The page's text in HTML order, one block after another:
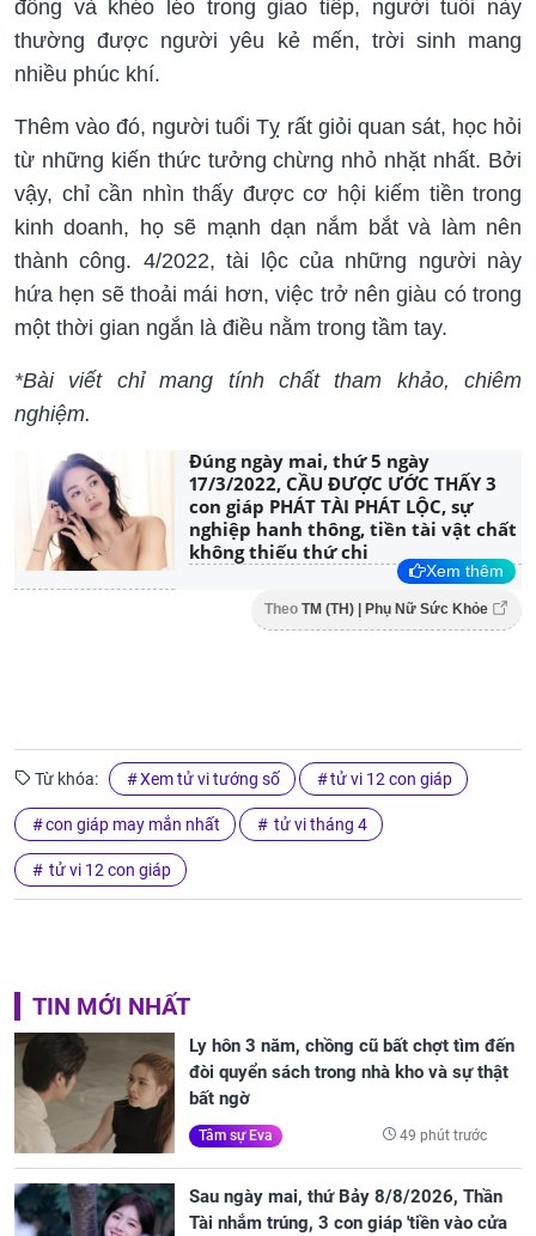
đồng và khéo léo trong giao tiếp, người tuổi này
thường được người yêu kẻ mến, trời sinh mang
nhiều phúc khí.
Thêm vào đó, người tuổi Tỵ rất giỏi quan sát, học hỏi
từ những kiến ​​thức tưởng chừng nhỏ nhặt nhất. Bởi
vậy, chỉ cần nhìn thấy được cơ hội kiếm tiền trong
kinh doanh, họ sẽ mạnh dạn nắm bắt và làm nên
thành công. 4/2022, tài lộc của những người này
hứa hẹn sẽ thoải mái hơn, việc trở nên giàu có trong
một thời gian ngắn là điều nằm trong tầm tay.
*Bài viết chỉ mang tính chất tham khảo, chiêm
nghiệm.
Đúng ngày mai, thứ 5 ngày
17/3/2022, CẦU ĐƯỢC ƯỚC THẤY 3
con giáp PHÁT TÀI PHÁT LỘC, sự
nghiệp hanh thông, tiền tài vật chất
không thiếu thứ chi
Xem thêm
Theo TM (TH) | Phụ Nữ Sức Khỏe
Từ khóa: Xem tử vi tướng số tử vi 12 con giáp
con giáp may mắn nhất tử vi tháng 4
tử vi 12 con giáp
TIN MỚI NHẤT
Ly hôn 3 năm, chồng cũ bất chợt tìm đến
đòi quyển sách trong nhà kho và sự thật
bất ngờ
Tâm sự Eva 49 phút trước
Sau ngày mai, thứ Bảy 8/8/2026, Thần
Tài nhắm trúng, 3 con giáp 'tiền vào cửa